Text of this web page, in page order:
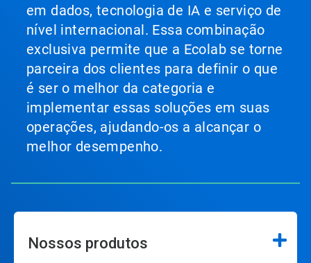
em dados, tecnologia de IA e serviço de
nível internacional. Essa combinação
exclusiva permite que a Ecolab se torne
parceira dos clientes para definir o que
é ser o melhor da categoria e
implementar essas soluções em suas
operações, ajudando-os a alcançar o
melhor desempenho.
Nossos produtos